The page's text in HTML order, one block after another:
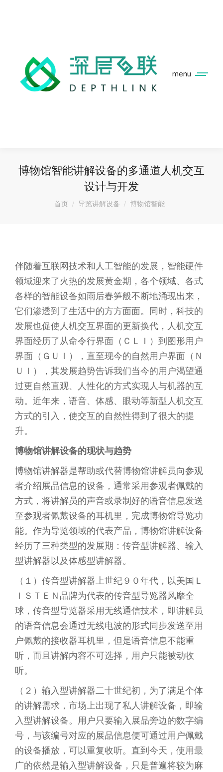
menu
博物馆智能讲解设备的多通道人机交互
设计与开发
您在这里：
首页 导览讲解设备 博物馆智能…
伴随着互联网技术和人工智能的发展，智能硬件
领域迎来了火热的发展黄金期，各个领域、各式
各样的智能设备如雨后春笋般不断地涌现出来，
它们渗透到了生活中的方方面面。同时，科技的
发展也促使人机交互界面的更新换代，人机交互
界面经历了从命令行界面（ＣＬＩ）到图形用户
界面（ＧＵＩ），直至现今的自然用户界面（Ｎ
ＵＩ），其发展趋势告诉我们当今的用户渴望通
过更自然直观、人性化的方式实现人与机器的互
动。近年来，语音、体感、眼动等新型人机交互
方式的引入，使交互的自然性得到了很大的提
升。
博物馆讲解设备的现状与趋势
博物馆讲解器是帮助或代替博物馆讲解员向参观
者介绍展品信息的设备，通常采用参观者佩戴的
方式，将讲解员的声音或录制好的语音信息发送
至参观者佩戴设备的耳机里，完成博物馆导览功
能。作为导览领域的代表产品，博物馆讲解设备
经历了三种类型的发展期：传音型讲解器、输入
型讲解器以及体感型讲解器。
（１）传音型讲解器上世纪９０年代，以美国Ｌ
ＩＳＴＥＮ品牌为代表的传音型导览器风靡全
球，传音型导览器采用无线通信技术，即讲解员
的语音信息会通过无线电波的形式同步发送至用
户佩戴的接收器耳机里，但是语音信息不能重
听，而且讲解内容不可选择，用户只能被动收
听。
（２）输入型讲解器二十世纪初，为了满足个体
的讲解需求，市场上出现了私人讲解设备，即输
入型讲解设备。用户只要输入展品旁边的数字编
号，与该编号对应的展品信息便可通过用户佩戴
的设备播放，可以重复收听。直到今天，使用最
广的依然是输入型讲解设备，只是普遍将较为麻